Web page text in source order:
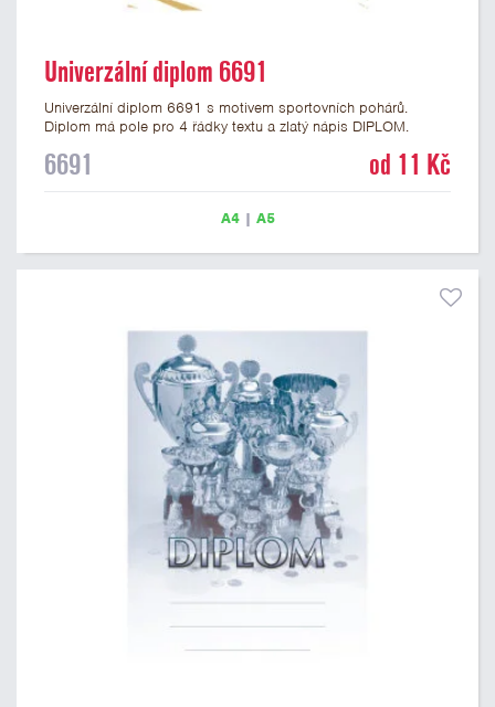
Univerzální diplom 6691
Univerzální diplom 6691 s motivem sportovních pohárů.
Diplom má pole pro 4 řádky textu a zlatý nápis DIPLOM.
univerzální diplom je vhodný pro většinu událostí, ke kterým by
6691 od 11 Kč
A4| A5